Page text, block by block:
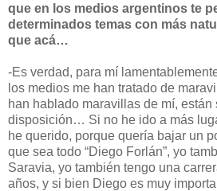
que en los medios argentinos te
determinados temas con más
que acá…
-Es verdad, para mí
los medios me han tratado de
han hablado maravillas de mí, están
disposición… Si no he ido a más
he querido, porque quería bajar un
que sea todo “Diego Forlán”, yo
Saravia, yo también tengo una
años, y si bien Diego es muy